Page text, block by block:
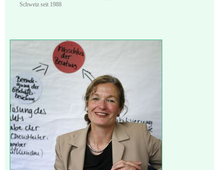
Schweiz seit 1988